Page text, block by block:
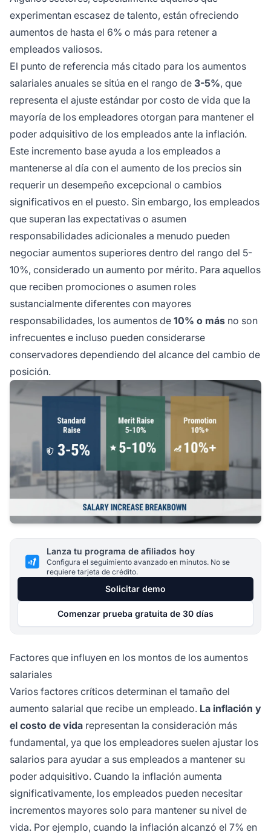
experimentan escasez de talento, están ofreciendo
aumentos de hasta el 6% o más para retener a
empleados valiosos.
El punto de referencia más citado para los aumentos
salariales anuales se sitúa en el rango de 3-5%, que
representa el ajuste estándar por costo de vida que la
mayoría de los empleadores otorgan para mantener el
poder adquisitivo de los empleados ante la inflación.
Este incremento base ayuda a los empleados a
mantenerse al día con el aumento de los precios sin
requerir un desempeño excepcional o cambios
significativos en el puesto. Sin embargo, los empleados
que superan las expectativas o asumen
responsabilidades adicionales a menudo pueden
negociar aumentos superiores dentro del rango del 5-
10%, considerado un aumento por mérito. Para aquellos
que reciben promociones o asumen roles
sustancialmente diferentes con mayores
responsabilidades, los aumentos de 10% o más no son
infrecuentes e incluso pueden considerarse
conservadores dependiendo del alcance del cambio de
posición.
Lanza tu programa de afiliados hoy
Configura el seguimiento avanzado en minutos. No se
requiere tarjeta de crédito.
Solicitar demo
Comenzar prueba gratuita de 30 días
Factores que influyen en los montos de los aumentos
salariales
Varios factores críticos determinan el tamaño del
aumento salarial que recibe un empleado. La inflación y
el costo de vida representan la consideración más
fundamental, ya que los empleadores suelen ajustar los
salarios para ayudar a sus empleados a mantener su
poder adquisitivo. Cuando la inflación aumenta
significativamente, los empleados pueden necesitar
incrementos mayores solo para mantener su nivel de
vida. Por ejemplo, cuando la inflación alcanzó el 7% en